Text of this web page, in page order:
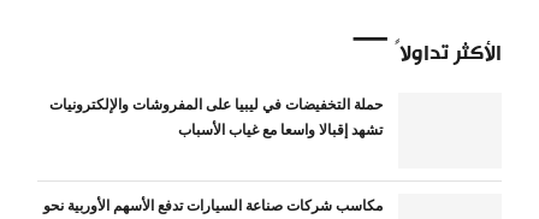
الأكثر تداولاً
حملة التخفيضات في ليبيا على المفروشات والإلكترونيات
تشهد إقبالا واسعا مع غياب الأسباب
مكاسب شركات صناعة السيارات تدفع الأسهم الأوربية نحو